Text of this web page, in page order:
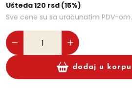
Ušteda 120 rsd (15%)
Sve cene su sa uračunatim PDV-om.
dodaj u korpu